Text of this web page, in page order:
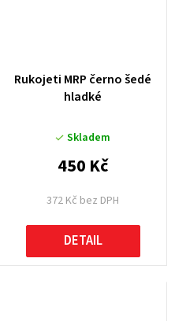
Rukojeti MRP černo šedé
hladké
Skladem
372 Kč bez DPH
450 Kč
DETAIL